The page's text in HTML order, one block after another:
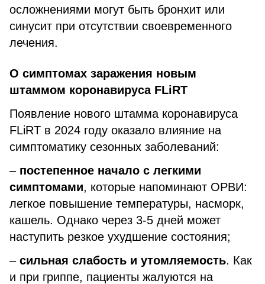
осложнениями могут быть бронхит или
синусит при отсутствии своевременного
лечения.
О симптомах заражения новым
штаммом коронавируса FLiRT
Появление нового штамма коронавируса
FLiRT в 2024 году оказало влияние на
симптоматику сезонных заболеваний:
– постепенное начало с легкими
симптомами, которые напоминают ОРВИ:
легкое повышение температуры, насморк,
кашель. Однако через 3-5 дней может
наступить резкое ухудшение состояния;
– сильная слабость и утомляемость. Как
и при гриппе, пациенты жалуются на